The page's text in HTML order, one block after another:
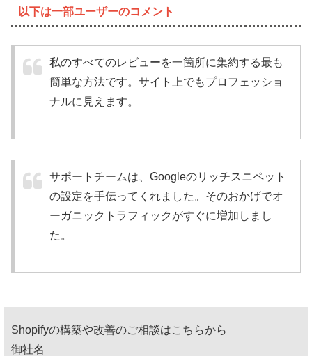
以下は一部ユーザーのコメント
私のすべてのレビューを一箇所に集約する最も
簡単な方法です。サイト上でもプロフェッショ
ナルに見えます。
サポートチームは、Googleのリッチスニペット
の設定を手伝ってくれました。そのおかげでオ
ーガニックトラフィックがすぐに増加しまし
た。
Shopifyの構築や改善のご相談はこちらから
御社名